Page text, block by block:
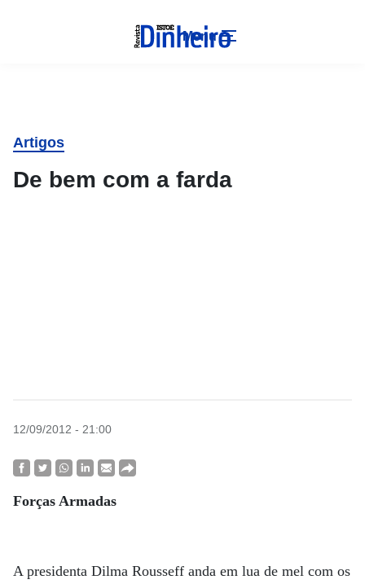
Menu
Artigos
De bem com a farda
12/09/2012 - 21:00
Forças Armadas
A presidenta Dilma Rousseff anda em lua de mel com os